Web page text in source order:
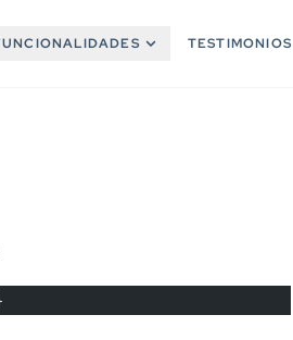
TESTIMONIOS